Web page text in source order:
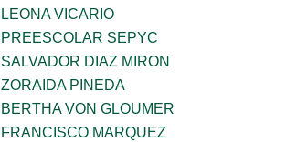
LEONA VICARIO
PREESCOLAR SEPYC
SALVADOR DIAZ MIRON
ZORAIDA PINEDA
BERTHA VON GLOUMER
FRANCISCO MARQUEZ